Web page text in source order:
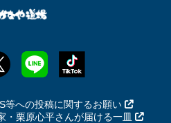
等への投稿に関するお願い
・栗原心平さんが届ける一皿